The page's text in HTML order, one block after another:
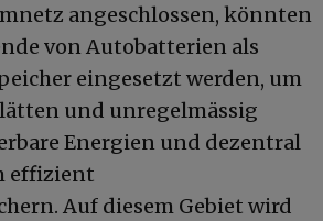
angeschlossen, könnten
von Autobatterien als
eingesetzt werden, um
und unregelmässig
Energien und dezentral
effizient
Auf diesem Gebiet wird